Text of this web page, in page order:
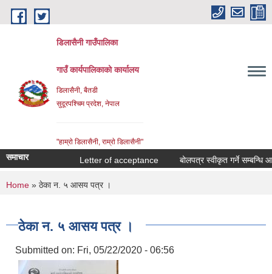
Skip to main content
डिलासैनी गाउँपालिका
गाउँ कार्यपालिकाको कार्यालय
डिलासैनी, बैतडी
सुदूरपश्चिम प्रदेश, नेपाल
"हाम्राे डिलासैनी, राम्राे डिलासैनी"
समाचार Letter of acceptance बोलपत्र स्वीकृत गर्ने सम्बन्धि
You are here
Home » ठेका न‌‍‍‍. ५ आसय पत्र ।
ठेका न‌‍‍‍. ५ आसय पत्र ।
Submitted on: Fri, 05/22/2020 - 06:56